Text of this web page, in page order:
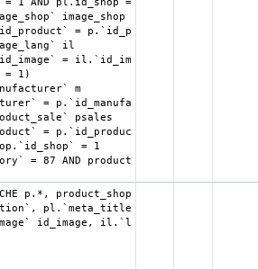
image_shop
= p.`id_product` AND
il
= il.`id_image`
= 1)
m
= p.`id_manufacturer`
psales
= p.`id_product`
= 1
= 87 AND product_shop.`active` =
p.*, product_shop.*,
pl.`meta_title`, pl.`name`,
id_image, il.`legend`, m.`name`